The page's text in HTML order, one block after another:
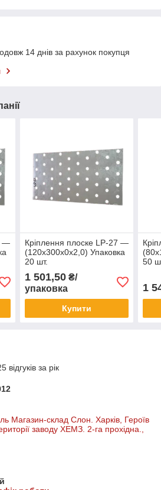
14 днів за рахунок покупця
—
Кріплення плоске LP-27 —
(120х300х0х2,0) Упаковка
20 шт.
1 501,50₴/
упаковка
Купити
50
1
за рік
Магазин-склад Слон. Харків, Героїв
заводу ХЕМЗ. 2-га прохідна.,